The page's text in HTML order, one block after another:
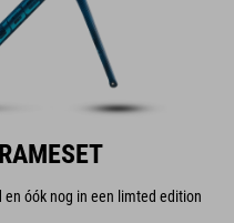
en óók nog in een limted edition